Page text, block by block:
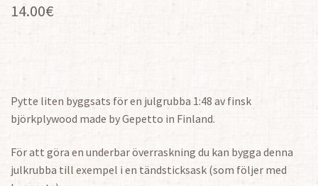
14.00€
Pytte liten byggsats för en julgrubba 1:48 av finsk
björkplywood made by Gepetto in Finland.
För att göra en underbar överraskning du kan bygga denna
julkrubba till exempel i en tändsticksask (som följer med